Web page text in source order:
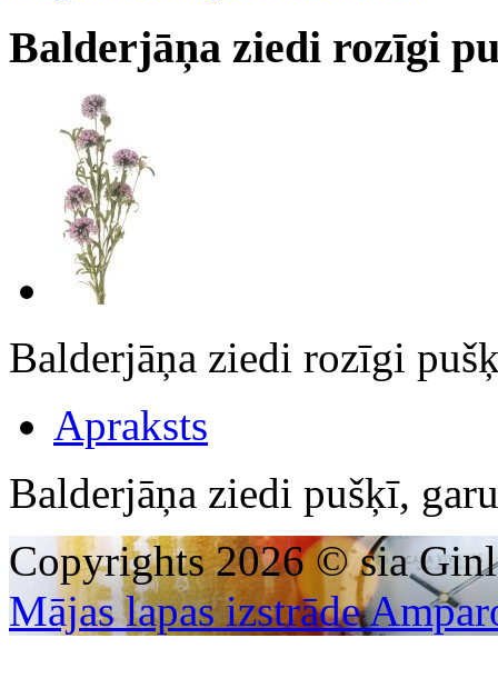
Balderjāņa ziedi rozīgi
Balderjāņa ziedi rozīgi
Apraksts
Balderjāņa ziedi pušķī,
Copyrights 2026 © sia
Mājas lapas izstrāde